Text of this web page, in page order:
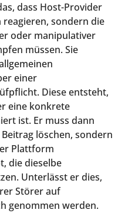
dass Host-Provider
sondern die
oder manipulativer
müssen. Sie
einer
Diese entsteht,
eine konkrete
ist. Er muss dann
löschen, sondern
Plattform
die dieselbe
Unterlässt er dies,
Störer auf
genommen werden.